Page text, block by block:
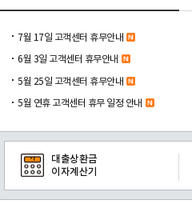
7월 17일 고객센터 휴무안내
6월 3일 고객센터 휴무안내
5월 25일 고객센터 휴무안내
5월 연휴 고객센터 휴무 일정 안내
대출상환금
이자계산기